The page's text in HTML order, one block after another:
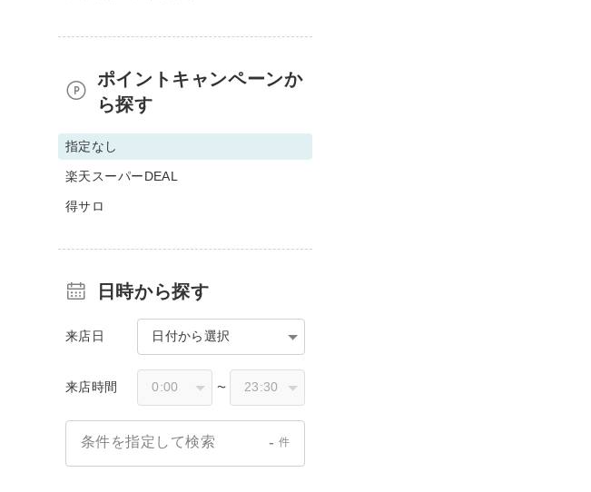
ポイントキャンペーンか
ら探す
指定なし
楽天スーパーDEAL
得サロ
日時から探す
来店日 日付から選択
来店時間 〜
条件を指定して検索 - 件